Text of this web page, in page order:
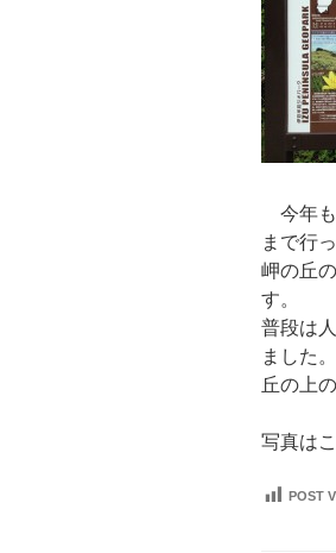
今年も
まで行
岬の丘
す。
普段は
ました。
丘の上
写真は
POST